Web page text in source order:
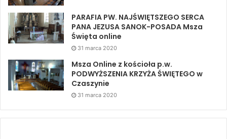
PARAFIA PW. NAJŚWIĘTSZEGO SERCA
PANA JEZUSA SANOK-POSADA Msza
Święta online
31 marca 2020
Msza Online z kościoła p.w.
PODWYŻSZENIA KRZYŻA ŚWIĘTEGO w
Czaszynie
31 marca 2020